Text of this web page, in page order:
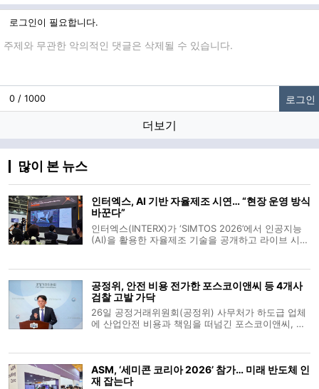
로그인이 필요합니다.
글입력
0 / 1000 로그인
더보기
많이 본 뉴스
인터엑스, AI 기반 자율제조 시연… “현장 운영 방식
바꾼다”
인터엑스(INTERX)가 ‘SIMTOS 2026’에서 인공지능
(AI)을 활용한 자율제조 기술을 공개하고 라이브 시연
Machine)’을 선보
공정위, 안전 비용 전가한 포스코이앤씨 등 4개사
검찰 고발 가닥
26일 공정거래위원회(공정위) 사무처가 하도급 업체
에 산업안전 비용과 책임을 떠넘긴 포스코이앤씨, 케
비용을 전가하는 행위는 하도급 업
ASM, ‘세미콘 코리아 2026’ 참가… 미래 반도체 인
재 잡는다